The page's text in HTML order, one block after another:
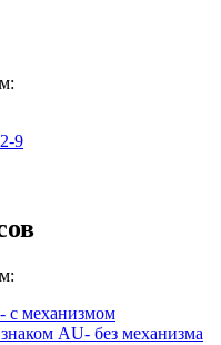
9
с механизмом
AU- без механизма